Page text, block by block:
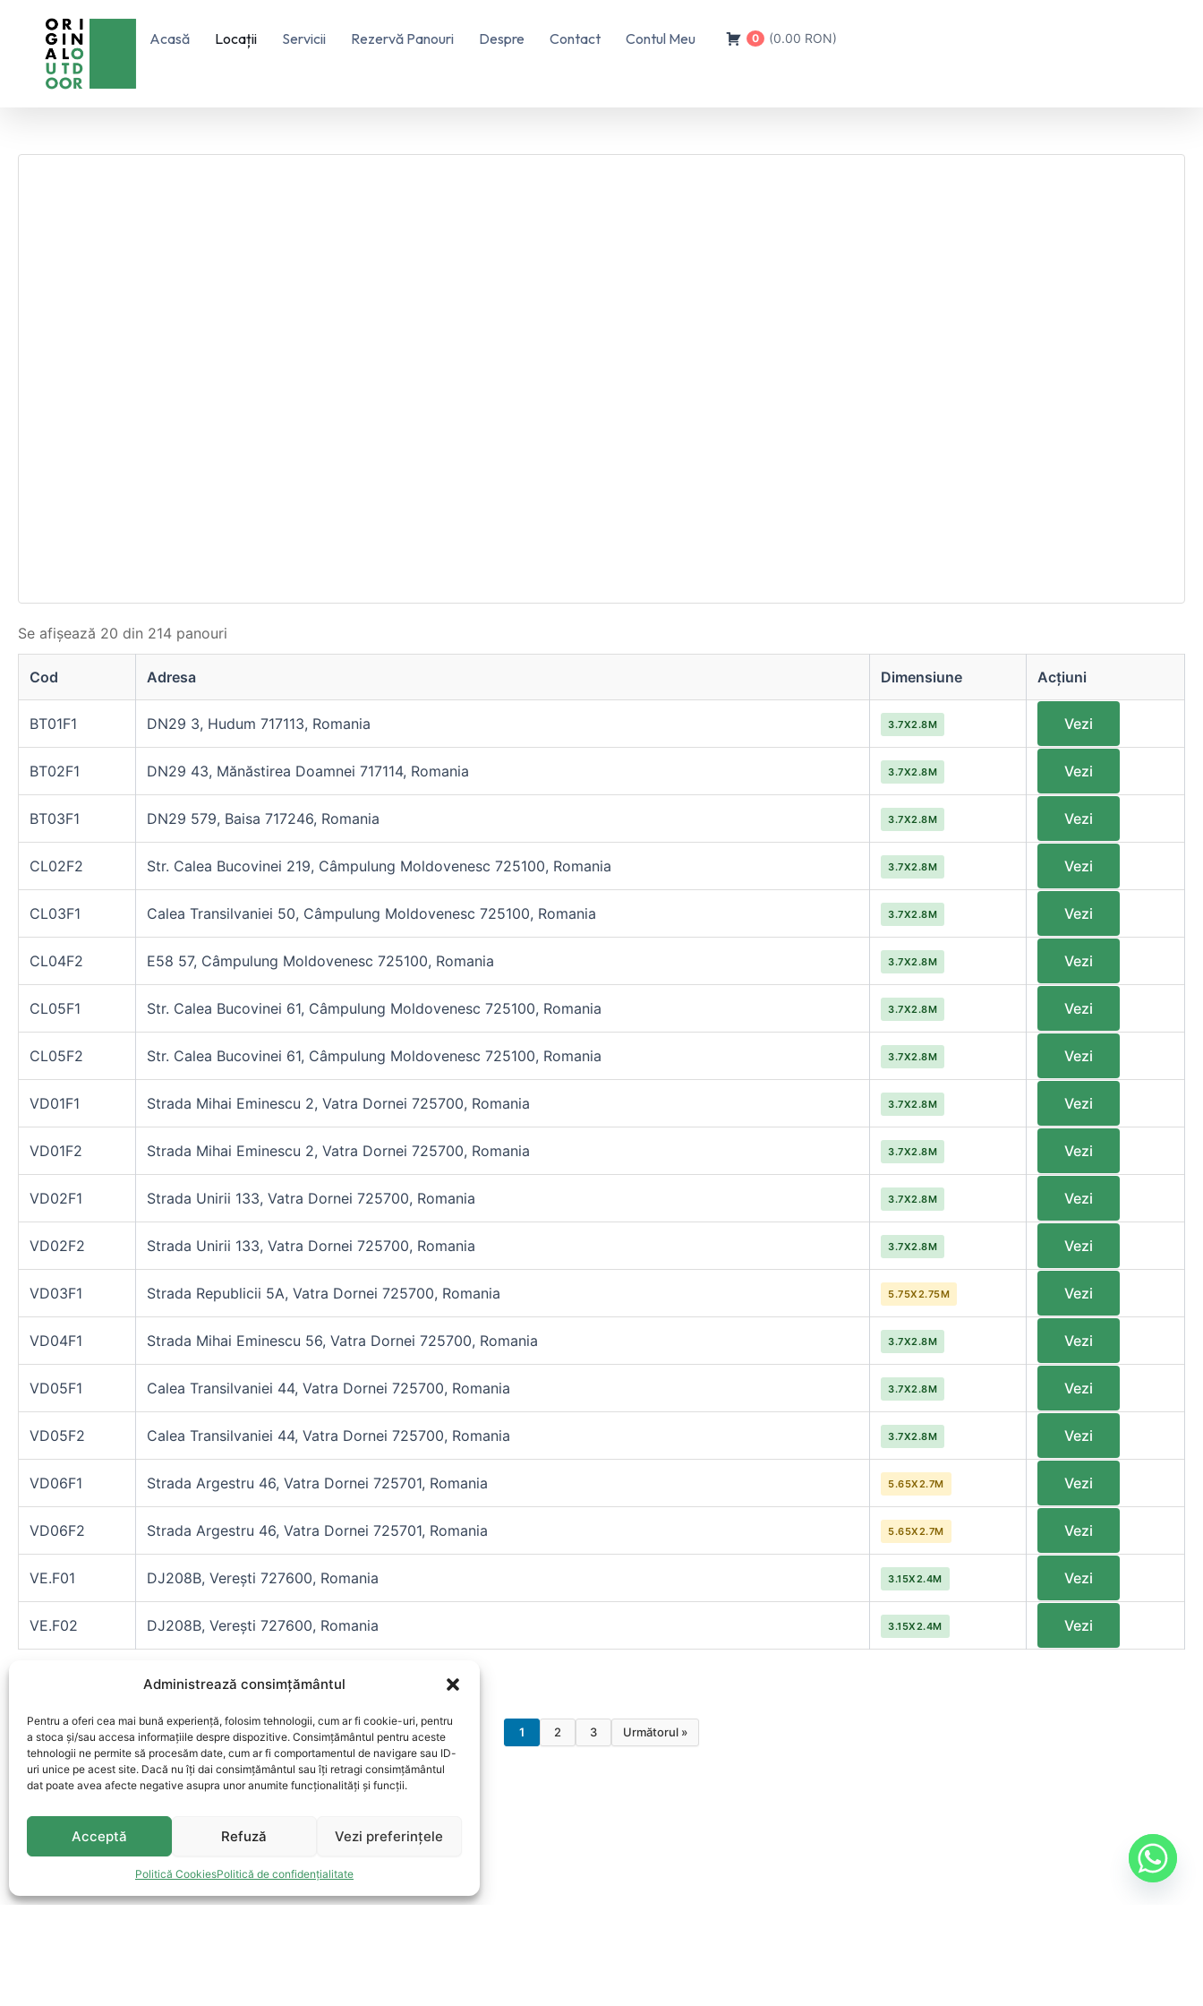
Administrează consimțământul
Pentru a oferi cea mai bună experiență, folosim tehnologii, cum ar fi cookie-uri, pentru
a stoca și/sau accesa informațiile despre dispozitive. Consimțământul pentru aceste
tehnologii ne permite să procesăm date, cum ar fi comportamentul de navigare sau ID-
uri unice pe acest site. Dacă nu îți dai consimțământul sau îți retragi consimțământul
dat poate avea afecte negative asupra unor anumite funcționalități și funcții.
Acceptă Refuză Vezi preferințele
Politică CookiesPolitică de confidențialitate
content
Acasă Locații Servicii Rezervă Panouri Despre Contact Contul Meu 0 (0.00 RON)
Se afișează 20 din 214 panouri
Cod Adresa Dimensiune Acțiuni
BT01F1 DN29 3, Hudum 717113, Romania 3.7X2.8M Vezi
BT02F1 DN29 43, Mănăstirea Doamnei 717114, Romania 3.7X2.8M Vezi
BT03F1 DN29 579, Baisa 717246, Romania 3.7X2.8M Vezi
CL02F2 Str. Calea Bucovinei 219, Câmpulung Moldovenesc 725100, Romania 3.7X2.8M Vezi
CL03F1 Calea Transilvaniei 50, Câmpulung Moldovenesc 725100, Romania 3.7X2.8M Vezi
CL04F2 E58 57, Câmpulung Moldovenesc 725100, Romania 3.7X2.8M Vezi
CL05F1 Str. Calea Bucovinei 61, Câmpulung Moldovenesc 725100, Romania 3.7X2.8M Vezi
CL05F2 Str. Calea Bucovinei 61, Câmpulung Moldovenesc 725100, Romania 3.7X2.8M Vezi
VD01F1 Strada Mihai Eminescu 2, Vatra Dornei 725700, Romania 3.7X2.8M Vezi
VD01F2 Strada Mihai Eminescu 2, Vatra Dornei 725700, Romania 3.7X2.8M Vezi
VD02F1 Strada Unirii 133, Vatra Dornei 725700, Romania 3.7X2.8M Vezi
VD02F2 Strada Unirii 133, Vatra Dornei 725700, Romania 3.7X2.8M Vezi
VD03F1 Strada Republicii 5A, Vatra Dornei 725700, Romania 5.75X2.75M Vezi
VD04F1 Strada Mihai Eminescu 56, Vatra Dornei 725700, Romania 3.7X2.8M Vezi
VD05F1 Calea Transilvaniei 44, Vatra Dornei 725700, Romania 3.7X2.8M Vezi
VD05F2 Calea Transilvaniei 44, Vatra Dornei 725700, Romania 3.7X2.8M Vezi
VD06F1 Strada Argestru 46, Vatra Dornei 725701, Romania 5.65X2.7M Vezi
VD06F2 Strada Argestru 46, Vatra Dornei 725701, Romania 5.65X2.7M Vezi
VE.F01 DJ208B, Verești 727600, Romania 3.15X2.4M Vezi
VE.F02 DJ208B, Verești 727600, Romania 3.15X2.4M Vezi
1 2 3 Următorul »